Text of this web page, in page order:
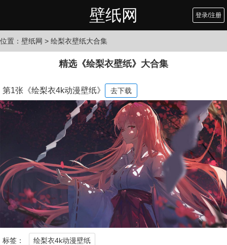
壁纸网 登录/注册
位置： 壁纸网 > 绘梨衣壁纸大合集
精选《绘梨衣壁纸》大合集
第1张《绘梨衣4k动漫壁纸》 去下载
标签：
绘梨衣4k动漫壁纸